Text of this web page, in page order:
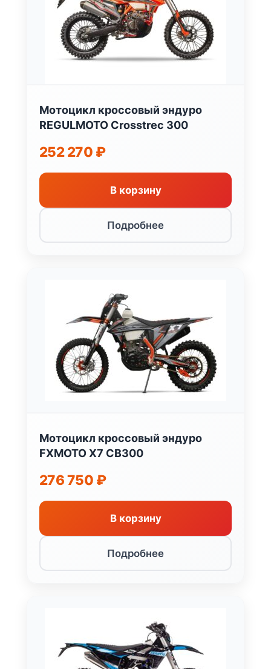
Мотоцикл кроссовый эндуро
REGULMOTO Crosstrec 300
252 270 ₽
В корзину
Подробнее
Мотоцикл кроссовый эндуро
FXMOTO X7 CB300
276 750 ₽
В корзину
Подробнее